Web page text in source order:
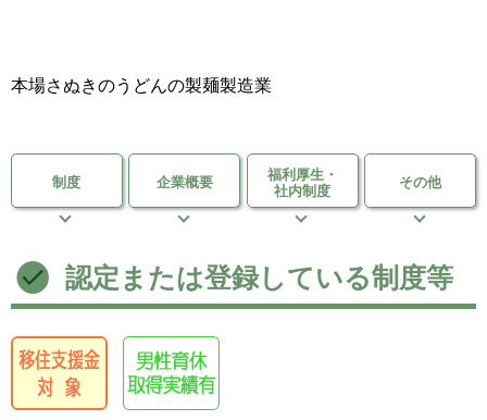
本場さぬきのうどんの製麺製造業
制度 企業概要
福利厚生・
社内制度
その他
認定または登録している制度等